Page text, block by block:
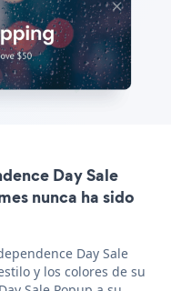
Day Sale
nunca ha sido
Day Sale
y los colores de su